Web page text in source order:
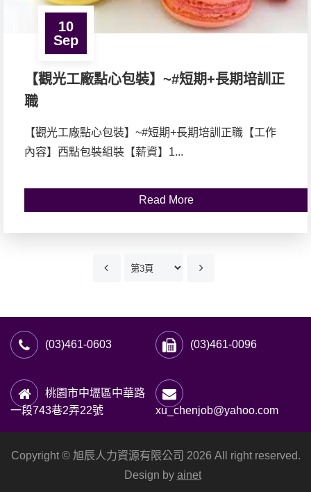
10
Sep
【觀光工廠點心包裝】~#短期+長期培訓正
職
【觀光工廠點心包裝】~#短期+長期培訓正職【工作
內容】西點包裝組裝【薪資】1...
Read More
(03)461-0603 (03)461-0096
桃園市中壢區中華路
一段743巷2弄22號
xu_chenjob@yahoo.com
Copyright © 旭辰人力資源有限公司 2026 All right reserved.
Design by ainet